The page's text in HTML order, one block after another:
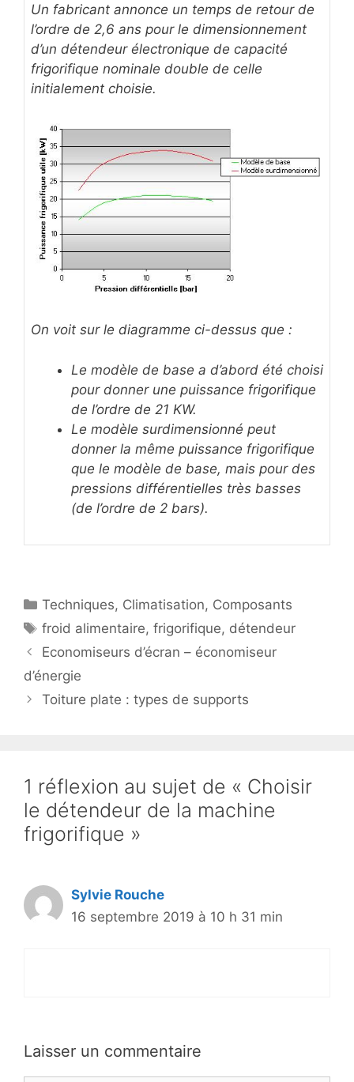
Un fabricant annonce un temps de retour de
l’ordre de 2,6 ans pour le dimensionnement
d’un détendeur électronique de capacité
frigorifique nominale double de celle
initialement choisie.
On voit sur le diagramme ci-dessus que :
Le modèle de base a d’abord été choisi
pour donner une puissance frigorifique
de l’ordre de 21 KW.
Le modèle surdimensionné peut
donner la même puissance frigorifique
que le modèle de base, mais pour des
pressions différentielles très basses
(de l’ordre de 2 bars).
Catégories
Techniques, Climatisation, Composants
Étiquettes
froid alimentaire,frigorifique, détendeur
Economiseurs d’écran – économiseur
d’énergie
Toiture plate : types de supports
1 réflexion au sujet de « Choisir
le détendeur de la machine
frigorifique »
Sylvie Rouche
16 septembre 2019 à 10 h 31 min
Laisser un commentaire